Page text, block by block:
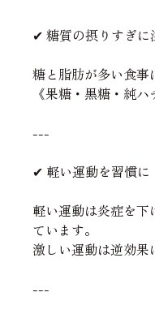
✔ 糖質の摂りすぎに
糖と脂肪が多い食事
《果糖・黒糖・純ハ
---
✔ 軽い運動を習慣に
軽い運動は炎症を下
ています。
激しい運動は逆効果
---